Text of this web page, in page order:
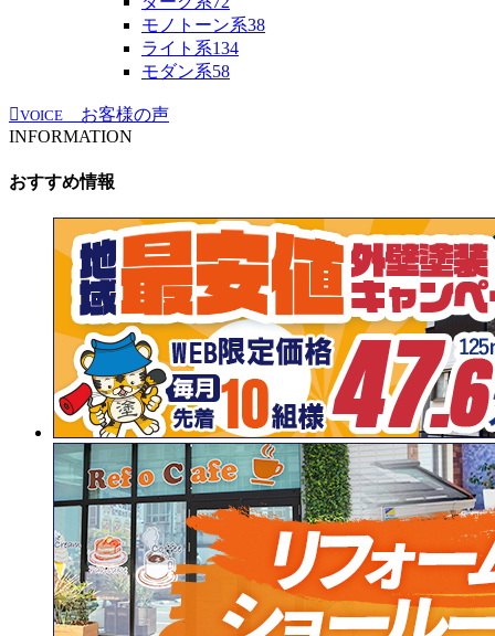
モノトーン系38
ライト系134
モダン系58
VOICE
お客様の声
INFORMATION
おすすめ情報